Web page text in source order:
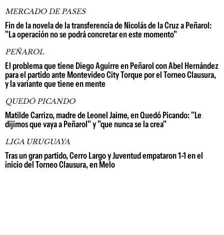
MERCADO DE PASES
Fin de la novela de la transferencia de Nicolás de la Cruz a Peñarol:
"La operación no se podrá concretar en este momento"
PEÑAROL
El problema que tiene Diego Aguirre en Peñarol con Abel Hernández
para el partido ante Montevideo City Torque por el Torneo Clausura,
y la variante que tiene en mente
QUEDÓ PICANDO
Matilde Carrizo, madre de Leonel Jaime, en Quedó Picando: "Le
dijimos que vaya a Peñarol" y "que nunca se la crea"
LIGA URUGUAYA
Tras un gran partido, Cerro Largo y Juventud empataron 1-1 en el
inicio del Torneo Clausura, en Melo